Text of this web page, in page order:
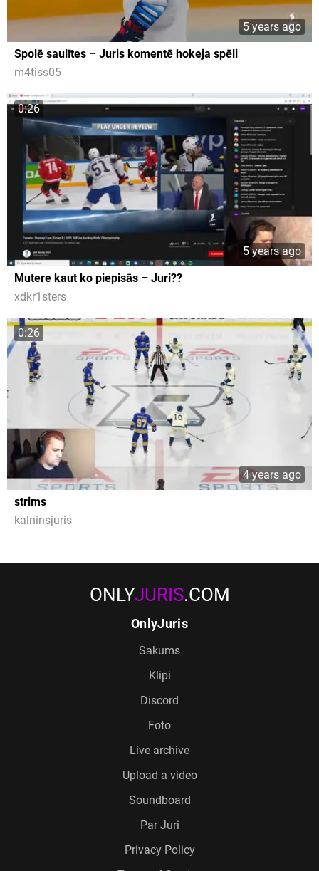
5 years ago
Spolē saulītes – Juris komentē hokeja spēli
m4tiss05
0:26
5 years ago
Mutere kaut ko piepisās – Juri??
xdkr1sters
0:26
4 years ago
strims
kalninsjuris
ONLYJURIS.COM
OnlyJuris
Sākums
Klipi
Discord
Foto
Live archive
Upload a video
Soundboard
Par Juri
Privacy Policy